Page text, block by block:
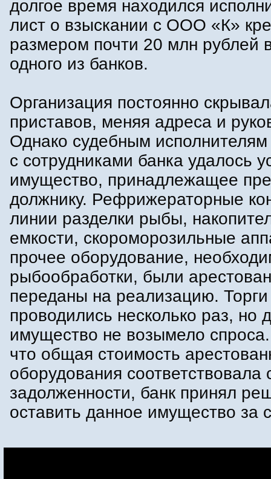
долгое время находился
лист о взыскании с ООО «К»
размером почти 20 млн рублей
одного из банков.
Организация постоянно
приставов, меняя адреса и
Однако судебным
с сотрудниками банка удалось
имущество, принадлежащее
должнику. Рефрижераторные
линии разделки рыбы,
емкости, скороморозильные
прочее оборудование,
рыбообработки, были
переданы на реализацию. Торги
проводились несколько раз, но
имущество не возымело
что общая стоимость
оборудования соответствовала
задолженности, банк принял
оставить данное имущество за